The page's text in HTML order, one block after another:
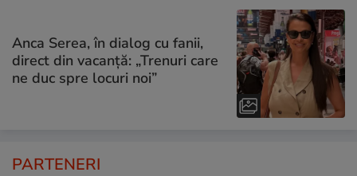
Anca Serea, în dialog cu fanii,
direct din vacanță: „Trenuri care
ne duc spre locuri noi”
PARTENERI